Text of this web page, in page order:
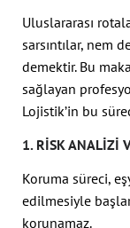
Uluslararası
sarsıntılar, nem
demektir. Bu
sağlayan
Lojistik’in bu
1. RISK ANALIZI
Koruma süreci,
edilmesiyle
korunamaz.